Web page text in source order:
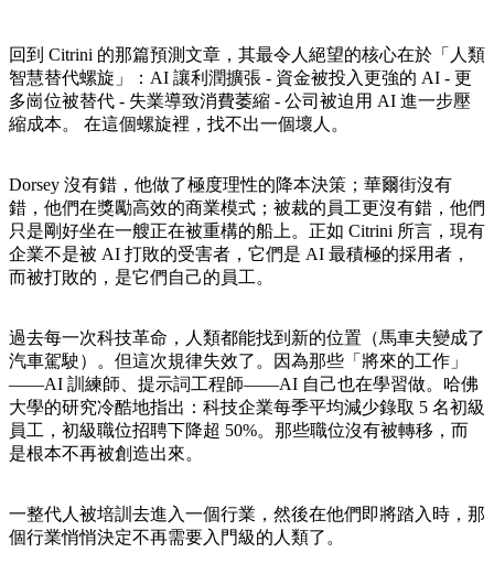
回到 Citrini 的那篇預測文章，其最令人絕望的核心在於「人類
智慧替代螺旋」：AI 讓利潤擴張 - 資金被投入更強的 AI - 更
多崗位被替代 - 失業導致消費萎縮 - 公司被迫用 AI 進一步壓
縮成本。 在這個螺旋裡，找不出一個壞人。
Dorsey 沒有錯，他做了極度理性的降本決策；華爾街沒有
錯，他們在獎勵高效的商業模式；被裁的員工更沒有錯，他們
只是剛好坐在一艘正在被重構的船上。正如 Citrini 所言，現有
企業不是被 AI 打敗的受害者，它們是 AI 最積極的採用者，
而被打敗的，是它們自己的員工。
過去每一次科技革命，人類都能找到新的位置（馬車夫變成了
汽車駕駛）。但這次規律失效了。因為那些「將來的工作」
——AI 訓練師、提示詞工程師——AI 自己也在學習做。哈佛
大學的研究冷酷地指出：科技企業每季平均減少錄取 5 名初級
員工，初級職位招聘下降超 50%。那些職位沒有被轉移，而
是根本不再被創造出來。
一整代人被培訓去進入一個行業，然後在他們即將踏入時，那
個行業悄悄決定不再需要入門級的人類了。